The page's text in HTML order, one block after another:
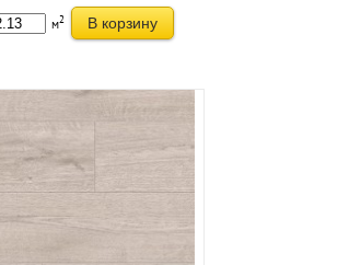
м2 В корзину